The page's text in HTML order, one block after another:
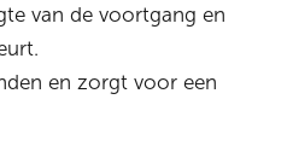
van de voortgang en
en zorgt voor een